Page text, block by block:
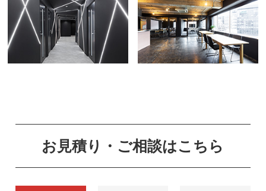
お見積り・ご相談はこちら